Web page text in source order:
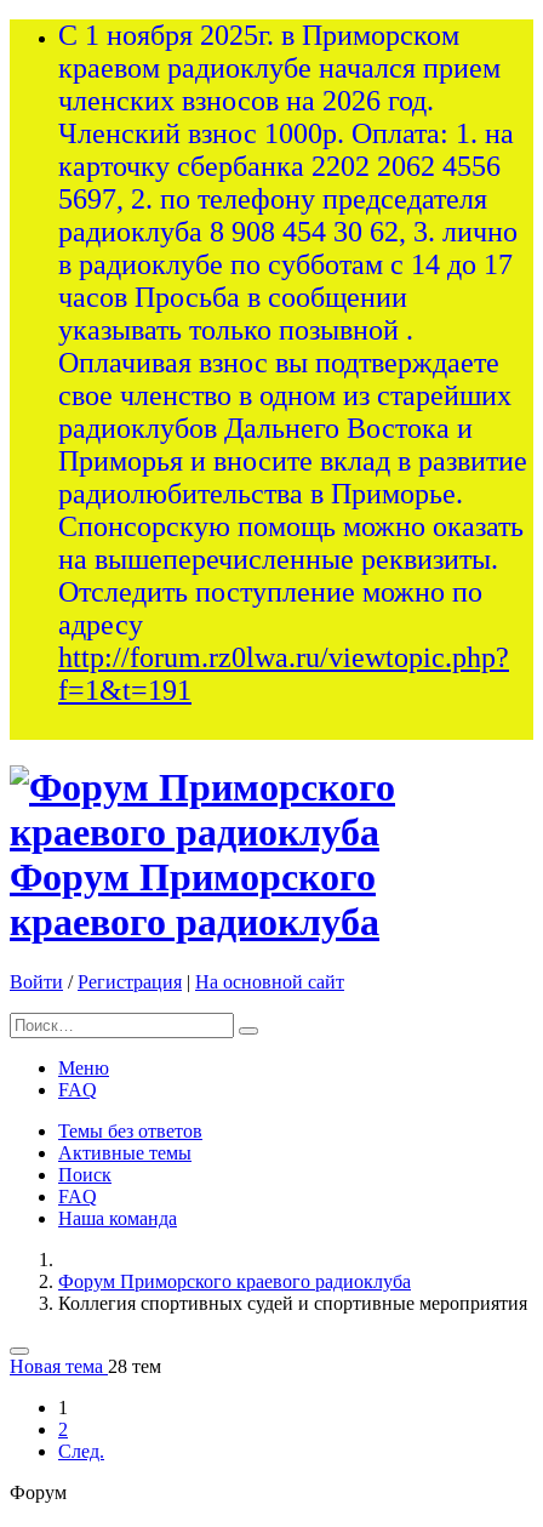
С 1 ноября 2025г. в Приморском
краевом радиоклубе начался прием
членских взносов на 2026 год.
Членский взнос 1000р. Оплата: 1. на
карточку сбербанка 2202 2062 4556
5697, 2. по телефону председателя
радиоклуба 8 908 454 30 62, 3. лично
в радиоклубе по субботам с 14 до 17
часов Просьба в сообщении
указывать только позывной .
Оплачивая взнос вы подтверждаете
свое членство в одном из старейших
радиоклубов Дальнего Востока и
Приморья и вносите вклад в развитие
радиолюбительства в Приморье.
Спонсорскую помощь можно оказать
на вышеперечисленные реквизиты.
Отследить поступление можно по
адресу
http://forum.rz0lwa.ru/viewtopic.php?
f=1&t=191
Форум Приморского
краевого радиоклуба
Войти /Регистрация | На основной сайт
Меню
FAQ
Темы без ответов
Активные темы
Поиск
FAQ
Наша команда
Форум Приморского краевого радиоклуба
Коллегия спортивных судей и спортивные мероприятия
Новая тема 28 тем
1
2
След.
Форум